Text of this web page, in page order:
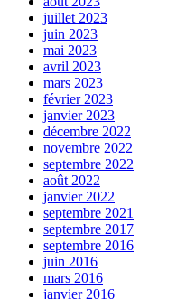
juillet 2023
juin 2023
mai 2023
avril 2023
mars 2023
février 2023
janvier 2023
décembre 2022
novembre 2022
septembre 2022
août 2022
janvier 2022
septembre 2021
septembre 2017
septembre 2016
juin 2016
mars 2016
janvier 2016